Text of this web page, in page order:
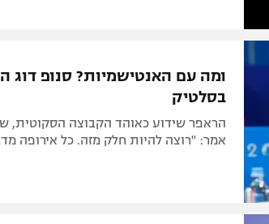
ומה עם האנטישמיות? סנופ דוג
בסלטיק
הראפר שידוע כאוהד הקבוצה הסקוטית,
אמר: "רוצה להיות חלק מזה. כל אירופה